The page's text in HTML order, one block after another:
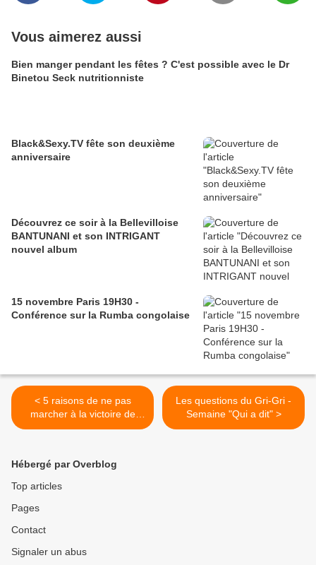
Vous aimerez aussi
Bien manger pendant les fêtes ? C'est possible avec le Dr
Binetou Seck nutritionniste
Black&Sexy.TV fête son deuxième
anniversaire
Découvrez ce soir à la Bellevilloise
BANTUNANI et son INTRIGANT
nouvel album
15 novembre Paris 19H30 -
Conférence sur la Rumba congolaise
< 5 raisons de ne pas
marcher à la victoire de
Ouattara
Les questions du Gri-Gri -
Semaine "Qui a dit" >
Hébergé par Overblog
Top articles
Pages
Contact
Signaler un abus